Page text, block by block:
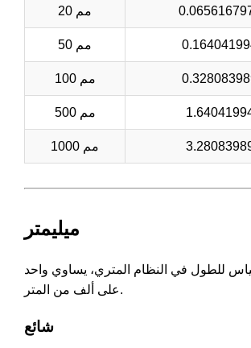
20 مم
50 مم
100 مم
500 مم
1000 مم
ميليمتر
للطول في النظام المتري، يساوي واحد
على ألف من المتر.
شائع